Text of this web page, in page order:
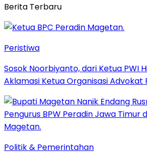
Berita Terbaru
Peristiwa
Sosok Noorbiyanto, dari Ketua PWI
Aklamasi Ketua Organisasi Advokat
Politik & Pemerintahan